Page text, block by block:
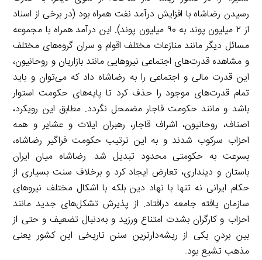
رسیدن رضاشاه با افزایش درآمد نفت همراه بود (در برخی از اسناد
از ۲ میلیون پوند به ۹۰ میلیون پوند). این درآمد همراه با مجموعه
مسائل دیگر مانند منازعات مختلف اقوام و سران گروه‌های مختلف
و مشاهده قدرت‌های اجتماعی نیروهایی مانند بازاریان و روحانیون،
این قدرت مالی و اجتماعی را به رضاشاه داد که می‌توان و باید
تمام قدرت‌های موجود را حذف کرد تا پایه‌های حکومت استوار
باشد و مانند حکومت قاجار مضمحل نگردد. مطابق این رویکرد،
اصناف، روحانیون، اشراف قاجار، رهبران ایلات و عشایر و همه
احزاب سرکوب شدند و به این ترتیب حکومت فراگیر رضاشاه،
بسرعت به حکومتی محدود تبدیل شد. رضاشاه میان ایران
باستان و دینداری، تعارض ایجاد کرد و برخلاف سنت بسیاری از
حکام ایرانی نه تنها با نهاد دین بلکه با اشکال مختلف نیروهای
سازمان یافته جامعه درافتاد. از پذیرش تشکل‌های جدید مانند
احزاب و کارگران بشدت امتناع ورزید و به‌دنبال تضعیف و حتی از
بین بردنِ یکی از ریشه‌دارترین سنن تاریخی این کشور یعنی
مذهب تشیع بود.